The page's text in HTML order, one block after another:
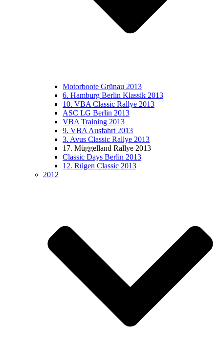
Motorboote Grünau 2013
6. Hamburg Berlin Klassik 2013
10. VBA Classic Rallye 2013
ASC LG Berlin 2013
VBA Training 2013
9. VBA Ausfahrt 2013
3. Avus Classic Rallye 2013
17. Müggelland Rallye 2013
Classic Days Berlin 2013
12. Rügen Classic 2013
2012